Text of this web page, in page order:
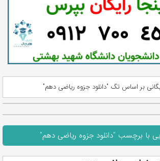
بر اساس تگ "دانلود جزوه ریاضی دهم"
با برچسب "دانلود جزوه ریاضی دهم"